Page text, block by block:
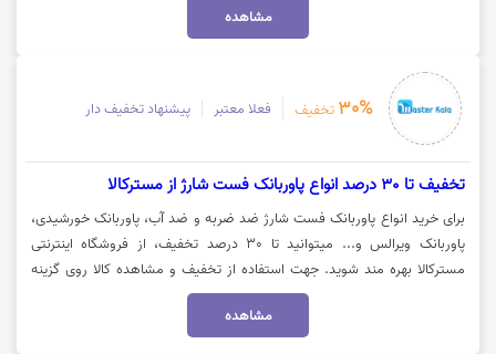
مشاهده
30% تخفیف فعلا معتبر پیشنهاد تخفیف دار
تخفیف تا 30 درصد انواع پاوربانک فست شارژ از مسترکالا
برای خرید انواع پاوربانک فست شارژ ضد ضربه و ضد آب، پاوربانک خورشیدی،
پاوربانک ویرالس و... میتوانید تا 30 درصد تخفیف، از فروشگاه اینترنتی
مسترکالا بهره مند شوید. جهت استفاده از تخفیف و مشاهده کالا روی گزینه
مشاهده